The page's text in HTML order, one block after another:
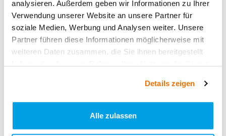
analysieren. Außerdem geben wir Informationen zu Ihrer
Verwendung unserer Website an unsere Partner für
soziale Medien, Werbung und Analysen weiter. Unsere
Partner führen diese Informationen möglicherweise mit
weiteren Daten zusammen, die Sie ihnen bereitgestellt
Details zeigen
Alle zulassen